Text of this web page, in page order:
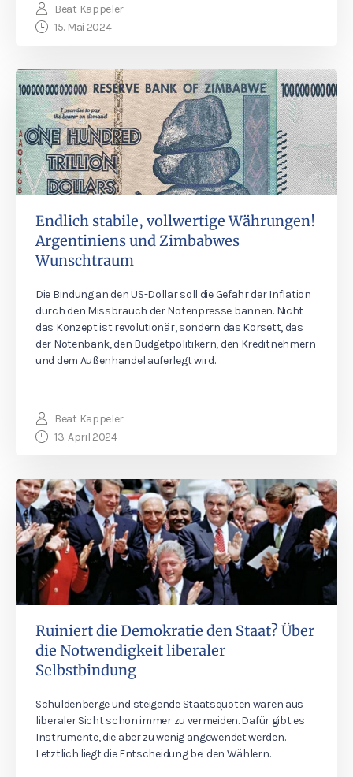
Beat Kappeler
15. Mai 2024
Endlich stabile, vollwertige Währungen!
Argentiniens und Zimbabwes
Wunschtraum
Die Bindung an den US-Dollar soll die Gefahr der Inflation
durch den Missbrauch der Notenpresse bannen. Nicht
das Konzept ist revolutionär, sondern das Korsett, das
der Notenbank, den Budgetpolitikern, den Kreditnehmern
und dem Außenhandel auferlegt wird.
Beat Kappeler
13. April 2024
Ruiniert die Demokratie den Staat? Über
die Notwendigkeit liberaler
Selbstbindung
Schuldenberge und steigende Staatsquoten waren aus
liberaler Sicht schon immer zu vermeiden. Dafür gibt es
Instrumente, die aber zu wenig angewendet werden.
Letztlich liegt die Entscheidung bei den Wählern.